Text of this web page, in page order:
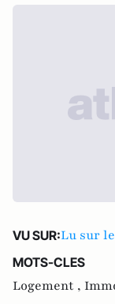
VU SUR:Lu sur
MOTS-CLES
Logement ,